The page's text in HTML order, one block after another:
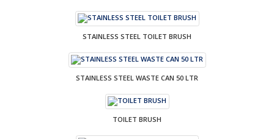
STAINLESS STEEL TOILET BRUSH
STAINLESS STEEL WASTE CAN 50 LTR
TOILET BRUSH